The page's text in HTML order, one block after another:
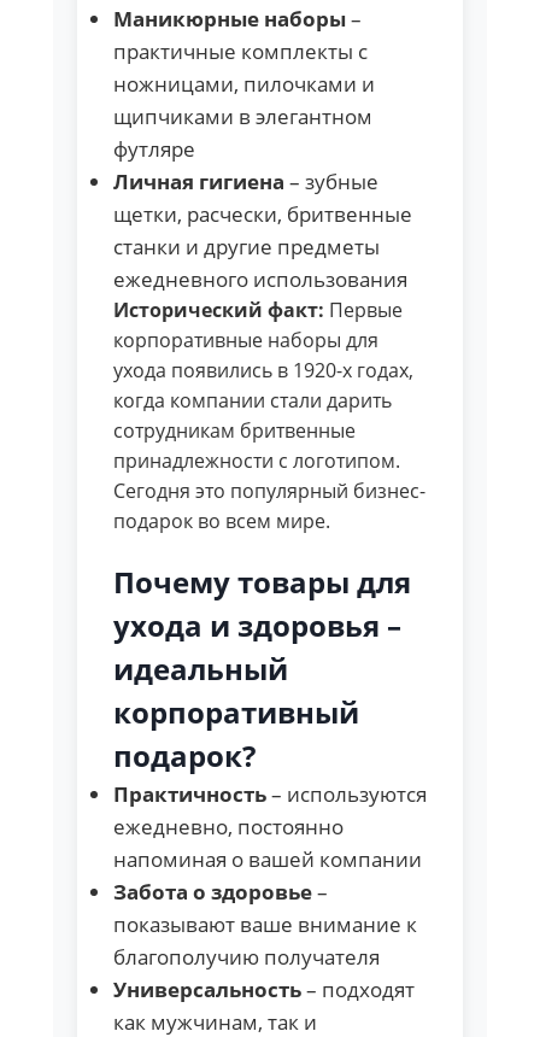
Маникюрные наборы–
практичные комплекты с
ножницами, пилочками и
щипчиками в элегантном
футляре
Личная гигиена – зубные
щетки, расчески, бритвенные
станки и другие предметы
ежедневного использования
Исторический факт: Первые
корпоративные наборы для
ухода появились в 1920-х годах,
когда компании стали дарить
сотрудникам бритвенные
принадлежности с логотипом.
Сегодня это популярный бизнес-
подарок во всем мире.
Почему товары для
ухода и здоровья –
идеальный
корпоративный
подарок?
Практичность– используются
ежедневно, постоянно
напоминая о вашей компании
Забота о здоровье–
показывают ваше внимание к
благополучию получателя
Универсальность– подходят
как мужчинам, так и